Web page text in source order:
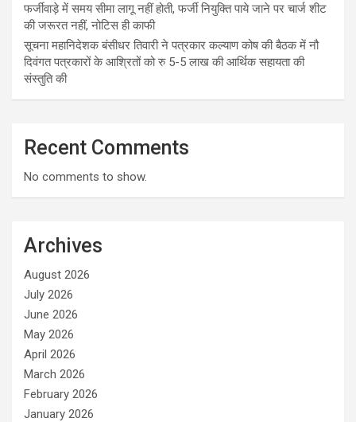
फर्जीवाड़े में समय सीमा लागू नहीं होती, फर्जी नियुक्ति पाये जाने पर चार्ज शीट
की जरूरत नहीं, नोटिस ही काफी
सूचना महानिदेशक बंसीधर तिवारी ने पत्रकार कल्याण कोष की बैठक में नौ
दिवंगत पत्रकारों के आश्रितों को रु 5-5 लाख की आर्थिक सहायता की
संस्तुति की
Recent Comments
No comments to show.
Archives
August 2026
July 2026
June 2026
May 2026
April 2026
March 2026
February 2026
January 2026